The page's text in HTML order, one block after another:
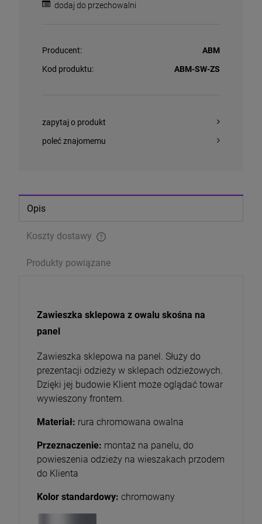
dodaj do przechowalni
Producent:
ABM
Kod produktu:
ABM-SW-ZS
zapytaj o produkt
poleć znajomemu
Opis
Koszty dostawy
Produkty powiązane
Zawieszka sklepowa z owalu skośna na
panel
Zawieszka sklepowa na panel. Służy do
prezentacji odzieży w sklepach odzieżowych.
Dzięki jej budowie Klient może oglądać towar
wywieszony frontem.
Materiał: rura chromowana owalna
Przeznaczenie: montaż na panelu, do
powieszenia odzieży na wieszakach przodem
do Klienta
Kolor standardowy: chromowany